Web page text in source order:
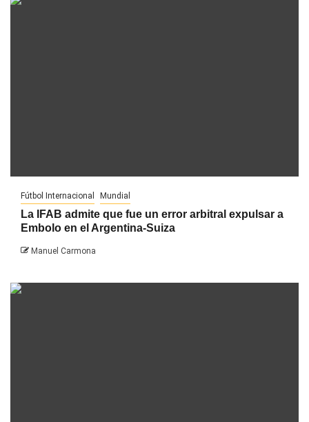
Fútbol Internacional Mundial
La IFAB admite que fue un error arbitral expulsar a
Embolo en el Argentina-Suiza
Manuel Carmona